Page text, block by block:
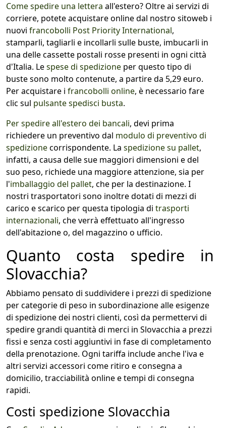
Come spedire una lettera all'estero? Oltre ai servizi di
corriere, potete acquistare online dal nostro sitoweb i
nuovi francobolli Post Priority International,
stamparli, tagliarli e incollarli sulle buste, imbucarli in
una delle cassette postali rosse presenti in ogni città
d'Italia. Lespese di spedizione per questo tipo di
buste sono molto contenute, a partire da 5,29 euro.
Per acquistare i francobolli online, è necessario fare
clic sul pulsante spedisci busta.
Per spedire all'estero dei bancali, devi prima
richiedere un preventivo dal modulo di preventivo di
spedizionecorrispondente. La spedizione su pallet,
infatti, a causa delle sue maggiori dimensioni e del
suo peso, richiede una maggiore attenzione, sia per
l'imballaggio del pallet, che per la destinazione. I
nostri trasportatori sono inoltre dotati di mezzi di
carico e scarico per questa tipologia di trasporti
internazionali, che verrà effettuato all'ingresso
dell'abitazione o, del magazzino o ufficio.
Quanto costa spedire in
Slovacchia?
Abbiamo pensato di suddividere i prezzi di spedizione
per categorie di peso in subordinazione alle esigenze
di spedizione dei nostri clienti, così da permettervi di
spedire grandi quantità di merci in Slovacchia a prezzi
fissi e senza costi aggiuntivi in fase di completamento
della prenotazione. Ogni tariffa include anche l'iva e
altri servizi accessori come ritiro e consegna a
domicilio, tracciabilità online e tempi di consegna
rapidi.
Costi spedizione Slovacchia